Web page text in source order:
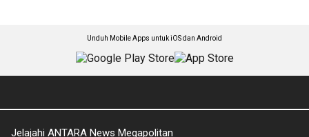
Unduh Mobile Apps untuk iOS dan Android
Jelajahi ANTARA News Megapolitan